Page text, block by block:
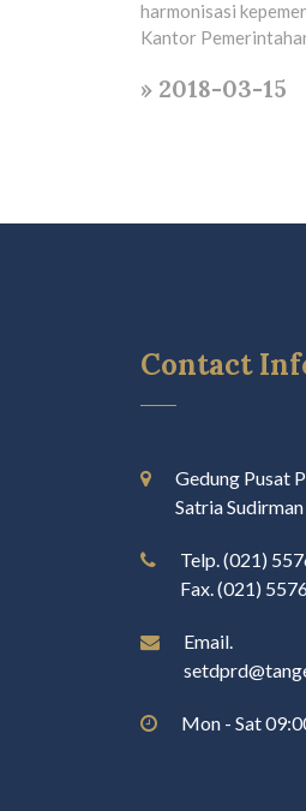
harmonisasi
Kantor
» 2018-03-15
Contact
Gedung Pusat
Satria
Telp. (021)
Fax. (021)
Email.
Mon - Sat